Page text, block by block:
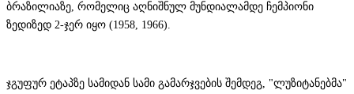
ბრაზილიაზე, რომელიც აღნიშნულ მუნდიალამდე ჩემპიონი
ზედიზედ 2-ჯერ იყო (1958, 1966).
ჯგუფურ ეტაპზე სამიდან სამი გამარჯვების შემდეგ, "ლუზიტანებმა"